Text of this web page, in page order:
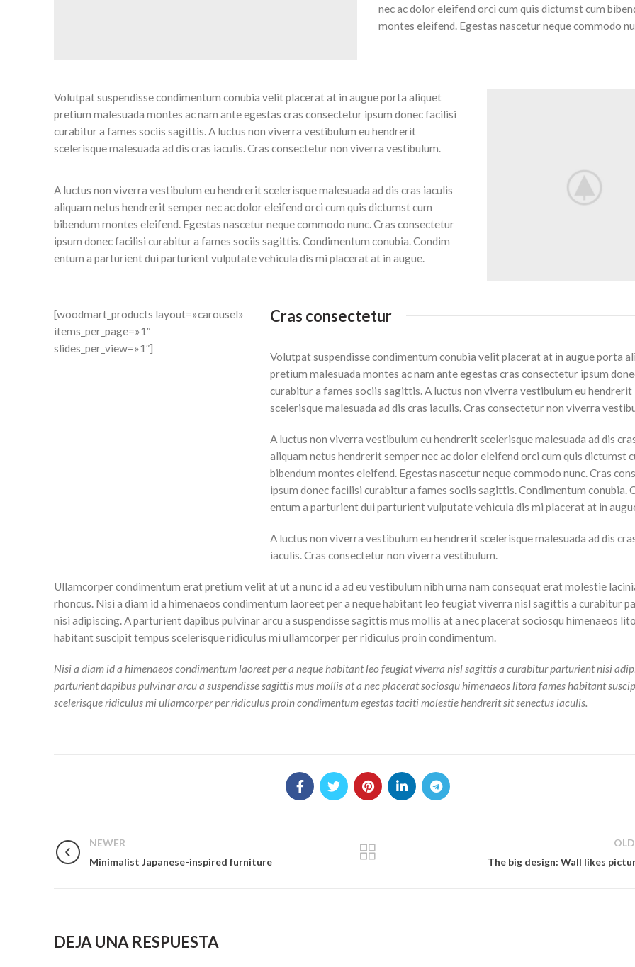
nec ac dolor eleifend orci cum quis dictumst cum
montes eleifend. Egestas nascetur neque commodo
Volutpat suspendisse condimentum conubia velit placerat at in augue porta aliquet
pretium malesuada montes ac nam ante egestas cras consectetur ipsum donec facilisi
curabitur a fames sociis sagittis. A luctus non viverra vestibulum eu hendrerit
scelerisque malesuada ad dis cras iaculis. Cras consectetur non viverra vestibulum.
A luctus non viverra vestibulum eu hendrerit scelerisque malesuada ad dis cras iaculis
aliquam netus hendrerit semper nec ac dolor eleifend orci cum quis dictumst cum
bibendum montes eleifend. Egestas nascetur neque commodo nunc. Cras consectetur
ipsum donec facilisi curabitur a fames sociis sagittis. Condimentum conubia. Condim
entum a parturient dui parturient vulputate vehicula dis mi placerat at in augue.
[woodmart_products layout=»carousel»
items_per_page=»1″
slides_per_view=»1″]
Cras consectetur
Volutpat suspendisse condimentum conubia velit placerat at in augue porta
pretium malesuada montes ac nam ante egestas cras consectetur ipsum
curabitur a fames sociis sagittis. A luctus non viverra vestibulum eu hendrerit
scelerisque malesuada ad dis cras iaculis. Cras consectetur non viverra
A luctus non viverra vestibulum eu hendrerit scelerisque malesuada ad dis
aliquam netus hendrerit semper nec ac dolor eleifend orci cum quis dictumst
bibendum montes eleifend. Egestas nascetur neque commodo nunc. Cras
ipsum donec facilisi curabitur a fames sociis sagittis. Condimentum conubia.
entum a parturient dui parturient vulputate vehicula dis mi placerat at in
A luctus non viverra vestibulum eu hendrerit scelerisque malesuada ad dis
iaculis. Cras consectetur non viverra vestibulum.
Ullamcorper condimentum erat pretium velit at ut a nunc id a ad eu vestibulum nibh urna nam consequat erat molestie
rhoncus. Nisi a diam id a himenaeos condimentum laoreet per a neque habitant leo feugiat viverra nisl sagittis a curabitur
nisi adipiscing. A parturient dapibus pulvinar arcu a suspendisse sagittis mus mollis at a nec placerat sociosqu himenaeos
habitant suscipit tempus scelerisque ridiculus mi ullamcorper per ridiculus proin condimentum.
Nisi a diam id a himenaeos condimentum laoreet per a neque habitant leo feugiat viverra nisl sagittis a curabitur parturient nisi
parturient dapibus pulvinar arcu a suspendisse sagittis mus mollis at a nec placerat sociosqu himenaeos litora fames habitant
scelerisque ridiculus mi ullamcorper per ridiculus proin condimentum egestas taciti molestie hendrerit sit senectus iaculis.
NEWER
Minimalist Japanese-inspired furniture
The big design: Wall likes
DEJA UNA RESPUESTA